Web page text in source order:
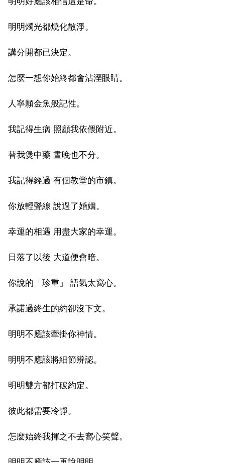
明明燭光都燒化散淨。
講分開都已決定。
怎麼一想你始終都會沾溼眼睛。
人寧願金魚般記性。
我記得生病 照顧我依偎附近。
替我煲中藥 晝晚也不分。
我記得經過 有個教堂的市鎮。
你放輕聲線 說過了婚姻。
幸運的相遇 用盡大家的幸運。
日落了以後 大道便會暗。
你說的「珍重」 語氣太窩心。
承諾過終生的約卻沒下文。
明明不應該牽掛你神情。
明明不應該將細節辨認。
明明雙方都打破約定。
彼此都需要冷靜。
怎麼始終我揮之不去窩心笑聲。